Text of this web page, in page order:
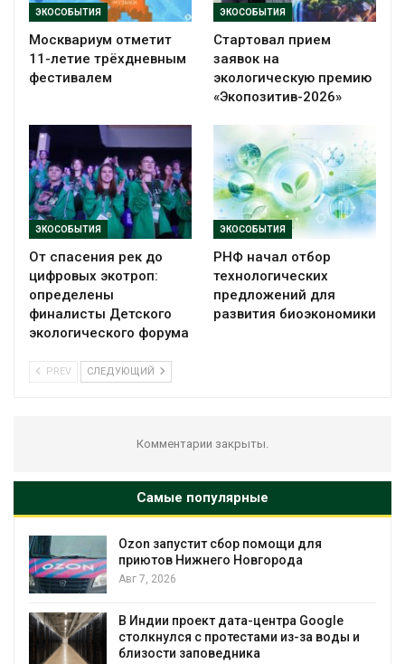
ЭКОСОБЫТИЯ
Москвариум отметит
11-летие трёхдневным
фестивалем
ЭКОСОБЫТИЯ
Стартовал прием
заявок на
экологическую премию
«Экопозитив-2026»
ЭКОСОБЫТИЯ
От спасения рек до
цифровых экотроп:
определены
финалисты Детского
экологического форума
ЭКОСОБЫТИЯ
РНФ начал отбор
технологических
предложений для
развития биоэкономики
PREV СЛЕДУЮЩИЙ
Комментарии закрыты.
Самые популярные
Ozon запустит сбор помощи для
приютов Нижнего Новгорода
Авг 7, 2026
В Индии проект дата-центра Google
столкнулся с протестами из-за воды и
близости заповедника